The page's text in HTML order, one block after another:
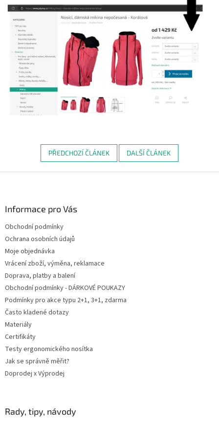
PŘEDCHOZÍ ČLÁNEK DALŠÍ ČLÁNEK
Informace pro Vás
Obchodní podmínky
Ochrana osobních údajů
Moje objednávka
Vrácení zboží, výměna, reklamace
Doprava, platby a balení
Obchodní podmínky - DÁRKOVÉ POUKAZY
Podmínky pro akce typu 2+1, 3+1, zdarma
Často kladené dotazy
Materiály
Certifikáty
Testy ergonomického nosítka
Jak se správně měřit?
Doprodej x Výprodej
Rady, tipy, návody